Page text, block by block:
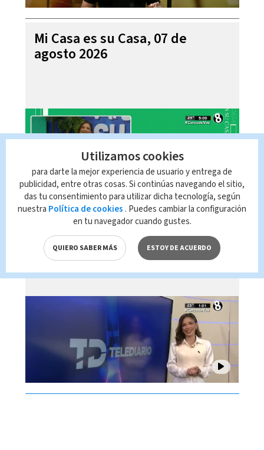
Mi Casa es su Casa, 07 de
agosto 2026
Telediario En Directo con Paula
Brenes, 07 de agosto 2026
Utilizamos cookies
para darte la mejor experiencia de usuario y entrega de
publicidad, entre otras cosas. Si continúas navegando el sitio,
das tu consentimiento para utilizar dicha tecnología, según
nuestra Política de cookies . Puedes cambiar la configuración
en tu navegador cuando gustes.
QUIERO SABER MÁS ESTOY DE ACUERDO